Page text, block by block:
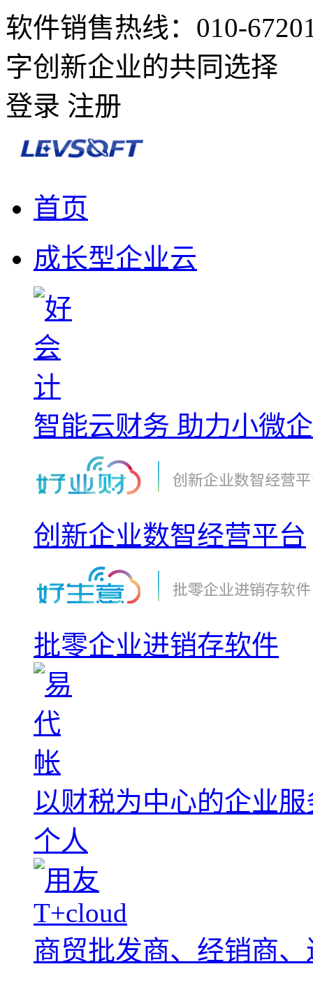
软件销售热线：010-
字创新企业的共同选择
登录 注册
首页
成长型企业云
智能云财务 助力小微
创新企业数智经营平台
批零企业进销存软件
以财税为中心的企业
个人
商贸批发商、经销商